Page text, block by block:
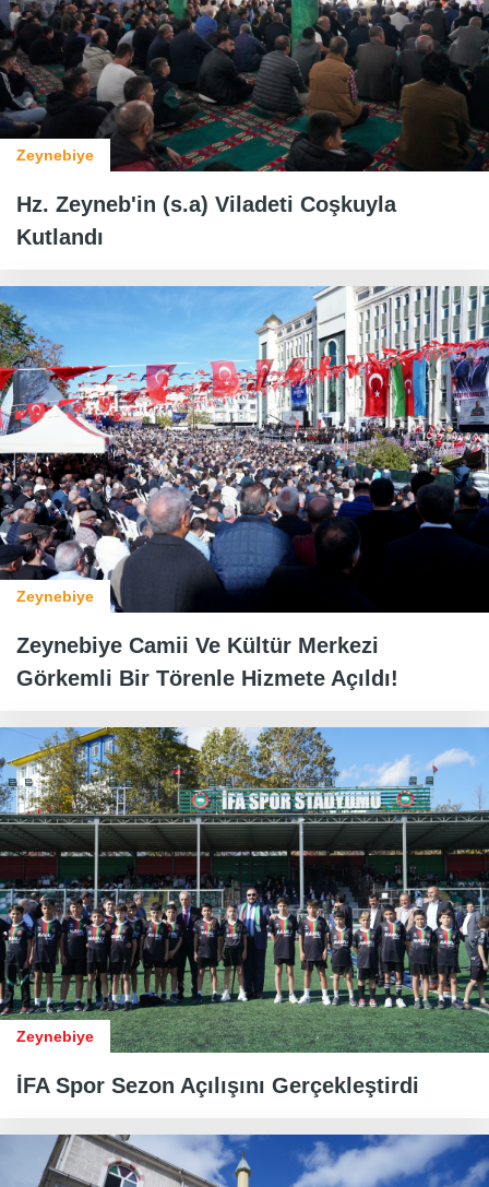
Zeynebiye
Hz. Zeyneb'in (s.a) Viladeti Coşkuyla
Kutlandı
Zeynebiye
Zeynebiye Camii Ve Kültür Merkezi
Görkemli Bir Törenle Hizmete Açıldı!
Zeynebiye
İFA Spor Sezon Açılışını Gerçekleştirdi